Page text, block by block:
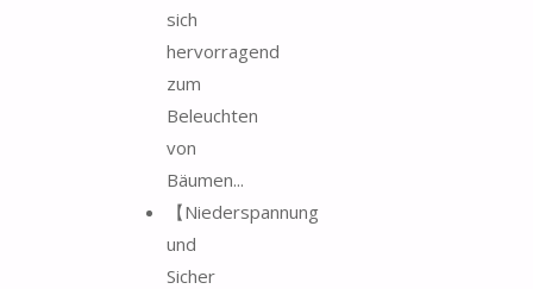
sich
hervorragend
zum
Beleuchten
von
Bäumen...
【Niederspannung
und
Sicher